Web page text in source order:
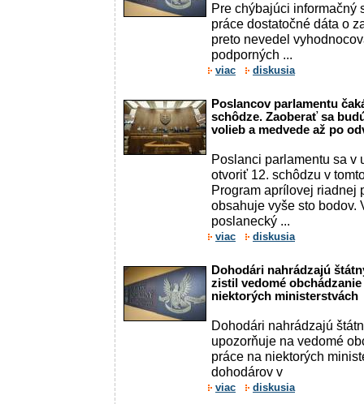
Pre chýbajúci informačný
práce dostatočné dáta o
preto nevedel
podporných ...
viac diskusia
Poslancov parlamentu
schôdze. Zaoberať sa
volieb a medvede až po
Poslanci parlamentu sa v
otvoriť 12. schôdzu v
Program aprílovej riadnej
obsahuje vyše sto bodov.
poslanecký ...
viac diskusia
Dohodári nahrádzajú
zistil vedomé
niektorých ministerstvách
Dohodári nahrádzajú
upozorňuje na vedomé
práce na niektorých
dohodárov v
viac diskusia